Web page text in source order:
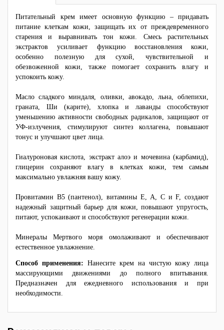
Питательный крем имеет основную функцию – придавать
питание клеткам кожи, защищать их от преждевременного
старения и выравнивать тон кожи. Смесь растительных
экстрактов усиливает функцию восстановления кожи,
особенно полезную для сухой, чувствительной и
обезвоженной кожи, также помогает сохранить влагу и
успокоить кожу.
Масло сладкого миндаля, оливки, авокадо, льна, облепихи,
граната, Ши (карите), хлопка и лаванды способствуют
уменьшению активности свободных радикалов, защищают от
УФ-излучения, стимулируют синтез коллагена, повышают
тонус и улучшают цвет лица.
Гиалуроновая кислота, экстракт алоэ и мочевина (карбамид),
глицерин сохраняют влагу в клетках кожи, тем самым
максимально увлажняя вашу кожу.
Провитамин В5 (пантенол), витамины Е, А, C и F, создают
надежный защитный барьер для кожи, повышают упругость,
питают, успокаивают и способствуют регенерации кожи.
Минералы Мертвого моря омолаживают и обеспечивают
естественное увлажнение.
Способ применения: Нанесите крем на чистую кожу лица
массирующими движениями до полного впитывания.
Предназначен для ежедневного использования и при
необходимости.